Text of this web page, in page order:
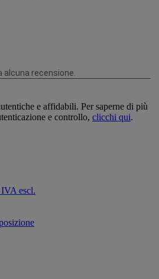
e affidabili. Per saperne di più
e controllo, clicchi qui.
escl.